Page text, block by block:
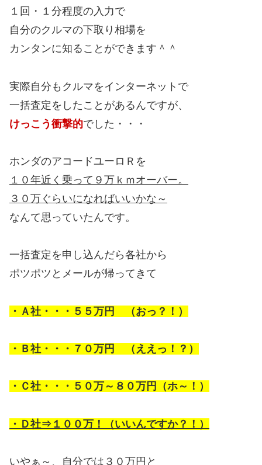
１回・１分程度の入力で
自分のクルマの下取り相場を
カンタンに知ることができます＾＾
実際自分もクルマをインターネットで
一括査定をしたことがあるんですが、
けっこう衝撃的でした・・・
ホンダのアコードユーロＲを
１０年近く乗って９万ｋｍオーバー。
３０万ぐらいになればいいかな～
なんて思っていたんです。
一括査定を申し込んだら各社から
ポツポツとメールが帰ってきて
・Ａ社・・・５５万円 （おっ？！）
・Ｂ社・・・７０万円 （ええっ！？）
・Ｃ社・・・５０万～８０万円（ホ～！）
・Ｄ社⇒１００万！（いいんですか？！）
いやぁ～、自分では３０万円と